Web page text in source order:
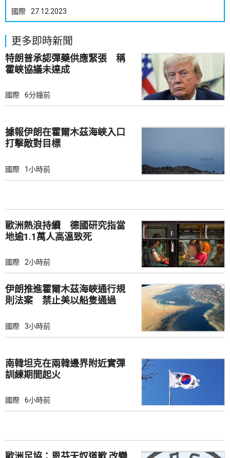
國際 27.12.2023
更多即時新聞
特朗普承認彈藥供應緊張 稱
霍峽協議未達成
國際 6分鐘前
據報伊朗在霍爾木茲海峽入口
打擊敵對目標
國際 1小時前
歐洲熱浪持續 德國研究指當
地逾1.1萬人高溫致死
國際 2小時前
伊朗推進霍爾木茲海峽通行規
則法案 禁止美以船隻通過
國際 3小時前
南韓坦克在兩韓邊界附近實彈
訓練期間起火
國際 6小時前